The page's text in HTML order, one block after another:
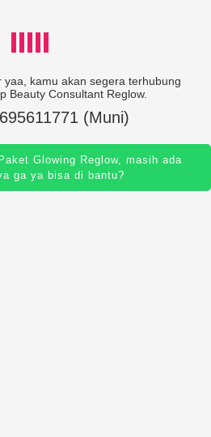
kamu akan segera terhubung
Beauty Consultant Reglow.
(Muni)
Glowing Reglow, masih ada
ga ya bisa di bantu?